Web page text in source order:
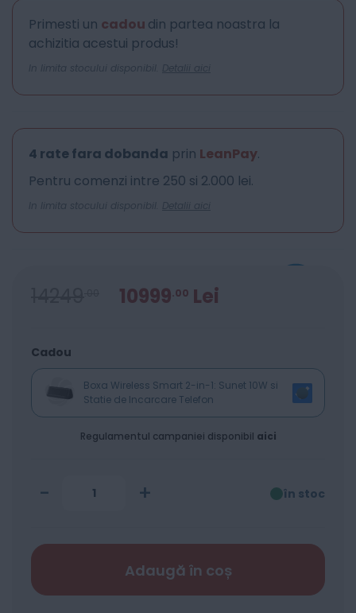
Primesti un cadou din partea noastra la
achizitia acestui produs!
In limita stocului disponibil. Detalii aici
4 rate fara dobanda prin LeanPay.
Pentru comenzi intre 250 si 2.000 lei.
In limita stocului disponibil. Detalii aici
10999 00 Lei
Cadou
Boxa Wireless Smart 2-in-1: Sunet 10W si
Statie de Incarcare Telefon
Regulamentul campaniei disponibil aici
- + în stoc
Adaugă în coș